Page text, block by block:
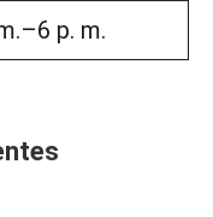
p. m.